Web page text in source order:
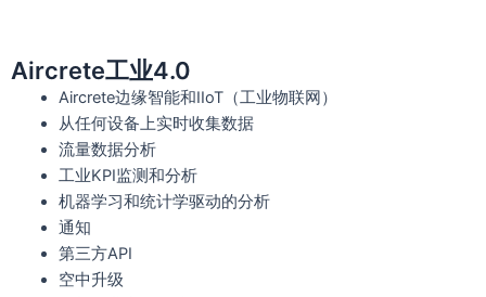
Aircrete工业4.0
Aircrete边缘智能和IIoT（工业物联网）
从任何设备上实时收集数据
流量数据分析
工业KPI监测和分析
机器学习和统计学驱动的分析
通知
第三方API
空中升级